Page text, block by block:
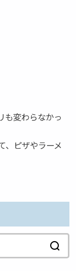
も変わらなかっ
、ピザやラーメ